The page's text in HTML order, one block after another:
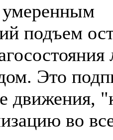
подъем
Это
движения,
во